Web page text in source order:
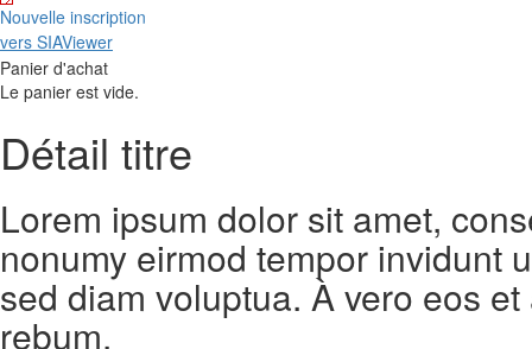
Nouvelle inscription
vers SIAViewer
Panier d'achat
Le panier est vide.
Détail titre
Lorem ipsum dolor sit amet,
nonumy eirmod tempor invidunt
sed diam voluptua. À vero eos
rebum.